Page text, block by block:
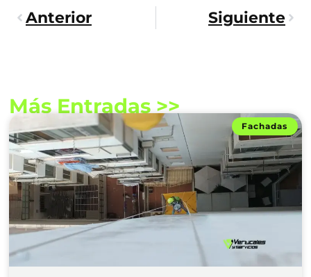
Anterior Siguiente
Más Entradas >>
Fachadas